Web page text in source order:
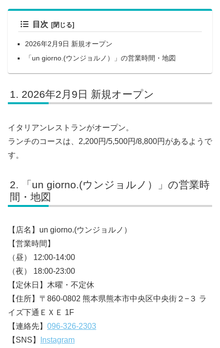
目次
2026年2月9日 新規オープン
「un giorno.(ウンジョルノ）」の営業時間・地図
2026年2月9日 新規オープン
イタリアンレストランがオープン。
ランチのコースは、2,200円/5,500円/8,800円があるようで
す。
「un giorno.(ウンジョルノ）」の営業時
間・地図
【店名】un giorno.(ウンジョルノ）
【営業時間】
（昼） 12:00-14:00
（夜） 18:00-23:00
【定休日】木曜・不定休
【住所】〒860-0802 熊本県熊本市中央区中央街２−３ ラ
イズ下通ＥＸＥ 1F
【連絡先】 096-326-2303
【SNS】
Instagram